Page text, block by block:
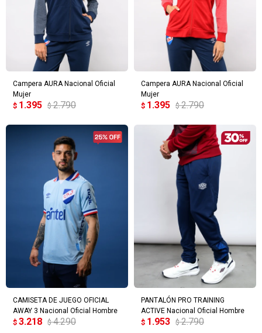
Campera AURA Nacional Oficial
Mujer
$ 1.395 $ 2.790
Campera AURA Nacional Oficial
Mujer
$ 1.395 $ 2.790
CAMISETA DE JUEGO OFICIAL
AWAY 3 Nacional Oficial Hombre
$ 3.218 $ 4.290
PANTALÓN PRO TRAINING
ACTIVE Nacional Oficial Hombre
$ 1.953 $ 2.790